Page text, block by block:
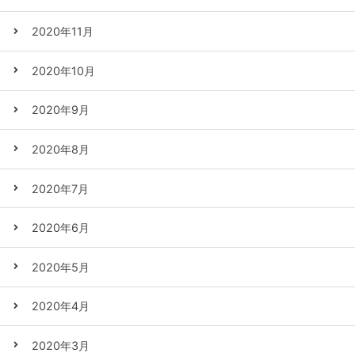
2020年11月
2020年10月
2020年9月
2020年8月
2020年7月
2020年6月
2020年5月
2020年4月
2020年3月